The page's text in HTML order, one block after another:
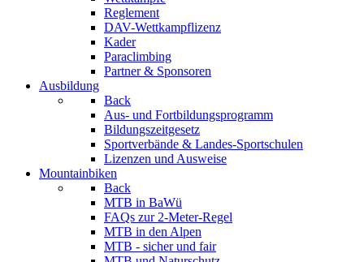
Reglement
DAV-Wettkampflizenz
Kader
Paraclimbing
Partner & Sponsoren
Ausbildung
Back
Aus- und Fortbildungsprogramm
Bildungszeitgesetz
Sportverbände & Landes-Sportschulen
Lizenzen und Ausweise
Mountainbiken
Back
MTB in BaWü
FAQs zur 2-Meter-Regel
MTB in den Alpen
MTB - sicher und fair